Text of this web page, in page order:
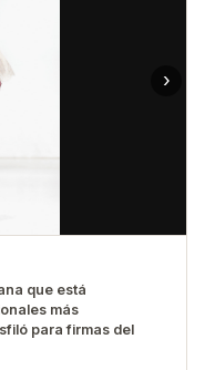
›
que está
más
para firmas del